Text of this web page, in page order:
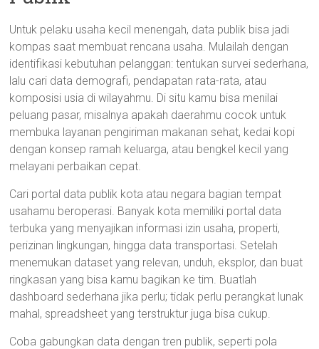
Untuk pelaku usaha kecil menengah, data publik bisa jadi
kompas saat membuat rencana usaha. Mulailah dengan
identifikasi kebutuhan pelanggan: tentukan survei sederhana,
lalu cari data demografi, pendapatan rata-rata, atau
komposisi usia di wilayahmu. Di situ kamu bisa menilai
peluang pasar, misalnya apakah daerahmu cocok untuk
membuka layanan pengiriman makanan sehat, kedai kopi
dengan konsep ramah keluarga, atau bengkel kecil yang
melayani perbaikan cepat.
Cari portal data publik kota atau negara bagian tempat
usahamu beroperasi. Banyak kota memiliki portal data
terbuka yang menyajikan informasi izin usaha, properti,
perizinan lingkungan, hingga data transportasi. Setelah
menemukan dataset yang relevan, unduh, eksplor, dan buat
ringkasan yang bisa kamu bagikan ke tim. Buatlah
dashboard sederhana jika perlu; tidak perlu perangkat lunak
mahal, spreadsheet yang terstruktur juga bisa cukup.
Coba gabungkan data dengan tren publik, seperti pola